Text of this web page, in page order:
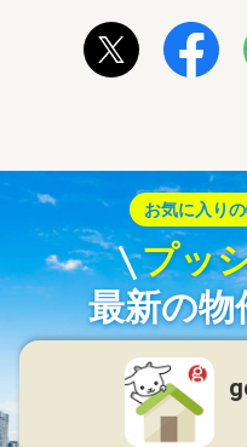
お気に入り
プッ
最新の物